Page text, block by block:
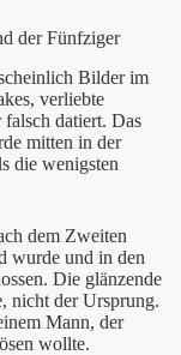
der Fünfziger
Bilder im
verliebte
falsch datiert. Das
mitten in der
die wenigsten
dem Zweiten
wurde und in den
Die glänzende
nicht der Ursprung.
Mann, der
wollte.